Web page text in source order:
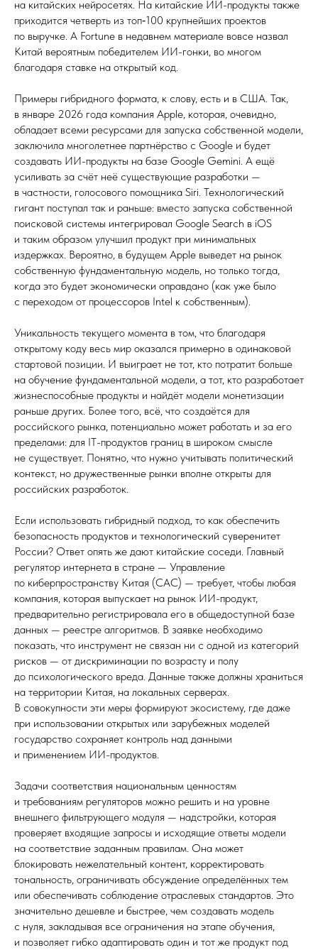
на китайских нейросетях. На китайские ИИ-продукты также
приходится четверть из топ‑100 крупнейших проектов
по выручке. А Fortune в недавнем материале вовсе назвал
Китай вероятным победителем ИИ-гонки, во многом
благодаря ставке на открытый код.
Примеры гибридного формата, к слову, есть и в США. Так,
в январе 2026 года компания Apple, которая, очевидно,
обладает всеми ресурсами для запуска собственной модели,
заключила многолетнее партнёрство с Google и будет
создавать ИИ-продукты на базе Google Gemini. А ещё
усиливать за счёт неё существующие разработки —
в частности, голосового помощника Siri. Технологический
гигант поступал так и раньше: вместо запуска собственной
поисковой системы интегрировал Google Search в iOS
и таким образом улучшил продукт при минимальных
издержках. Вероятно, в будущем Apple выведет на рынок
собственную фундаментальную модель, но только тогда,
когда это будет экономически оправдано (как уже было
с переходом от процессоров Intel к собственным).
Уникальность текущего момента в том, что благодаря
открытому коду весь мир оказался примерно в одинаковой
стартовой позиции. И выиграет не тот, кто потратит больше
на обучение фундаментальной модели, а тот, кто разработает
жизнеспособные продукты и найдёт модели монетизации
раньше других. Более того, всё, что создаётся для
российского рынка, потенциально может работать и за его
пределами: для IT-продуктов границ в широком смысле
не существует. Понятно, что нужно учитывать политический
контекст, но дружественные рынки вполне открыты для
российских разработок.
Если использовать гибридный подход, то как обеспечить
безопасность продуктов и технологический суверенитет
России? Ответ опять же дают китайские соседи. Главный
регулятор интернета в стране — Управление
по киберпространству Китая (CAC) — требует, чтобы любая
компания, которая выпускает на рынок ИИ-продукт,
предварительно регистрировала его в общедоступной базе
данных — реестре алгоритмов. В заявке необходимо
показать, что инструмент не связан ни с одной из категорий
рисков — от дискриминации по возрасту и полу
до психологического вреда. Данные также должны храниться
на территории Китая, на локальных серверах.
В совокупности эти меры формируют экосистему, где даже
при использовании открытых или зарубежных моделей
государство сохраняет контроль над данными
и применением ИИ-продуктов.
Задачи соответствия национальным ценностям
и требованиям регуляторов можно решить и на уровне
внешнего фильтрующего модуля — надстройки, которая
проверяет входящие запросы и исходящие ответы модели
на соответствие заданным правилам. Она может
блокировать нежелательный контент, корректировать
тональность, ограничивать обсуждение определённых тем
или обеспечивать соблюдение отраслевых стандартов. Это
значительно дешевле и быстрее, чем создавать модель
с нуля, закладывая все ограничения на этапе обучения,
и позволяет гибко адаптировать один и тот же продукт под